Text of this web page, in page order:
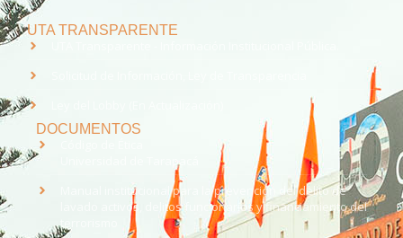
UTA TRANSPARENTE
DOCUMENTOS
Universidad de Tarapacá
Manual institucional para la prevención del delito de
lavado activos, delitos funcionarios y financiamiento del
terrorismo